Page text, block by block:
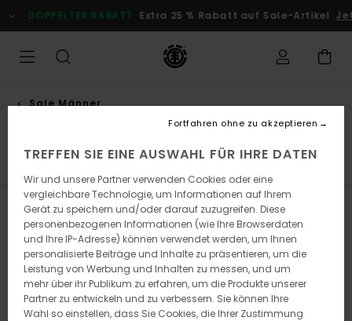
zur
Produkt
springen
DOPPELTER RABATT Extra 25 % Rabatt auf Sale-Artikel
Sale Männer
Filtern & Sortieren 21Ergebnisse
Direkt
Filterkriterien
springen
Überspringen
filtern
nach
TREFFEN SIE EINE AUSWAHL FÜR IHRE DATEN
Wir und unsere Partner verwenden Cookies oder eine
vergleichbare Technologie, um Informationen auf Ihrem
Gerät zu speichern und/oder darauf zuzugreifen. Diese
personenbezogenen Informationen (wie Ihre Browserdaten
und Ihre IP-Adresse) können verwendet werden, um Ihnen
personalisierte Beiträge und Inhalte zu präsentieren, um die
Leistung von Werbung und Inhalten zu messen, und um
mehr über ihr Publikum zu erfahren, um die Produkte unserer
Partner zu entwickeln und zu verbessern. Sie können Ihre
Wahl so einstellen, dass Sie Cookies, die Ihrer Zustimmung
Fortfahren ohne zu akzeptieren